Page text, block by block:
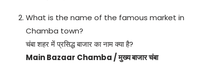
What is the name of the famous market in
Chamba town?
चंबा शहर में प्रसिद्ध बाजार का नाम क्या है?
Main Bazaar Chamba / मुख्य बाजार चंबा